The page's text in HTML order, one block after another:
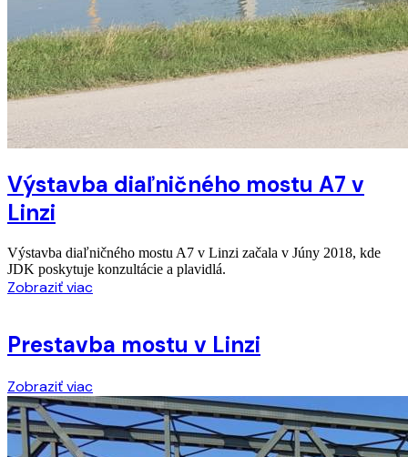
Výstavba diaľničného mostu A7 v
Linzi
Výstavba diaľničného mostu A7 v Linzi začala v Júny 2018, kde
JDK poskytuje konzultácie a plavidlá.
Zobraziť viac
Prestavba mostu v Linzi
Zobraziť viac